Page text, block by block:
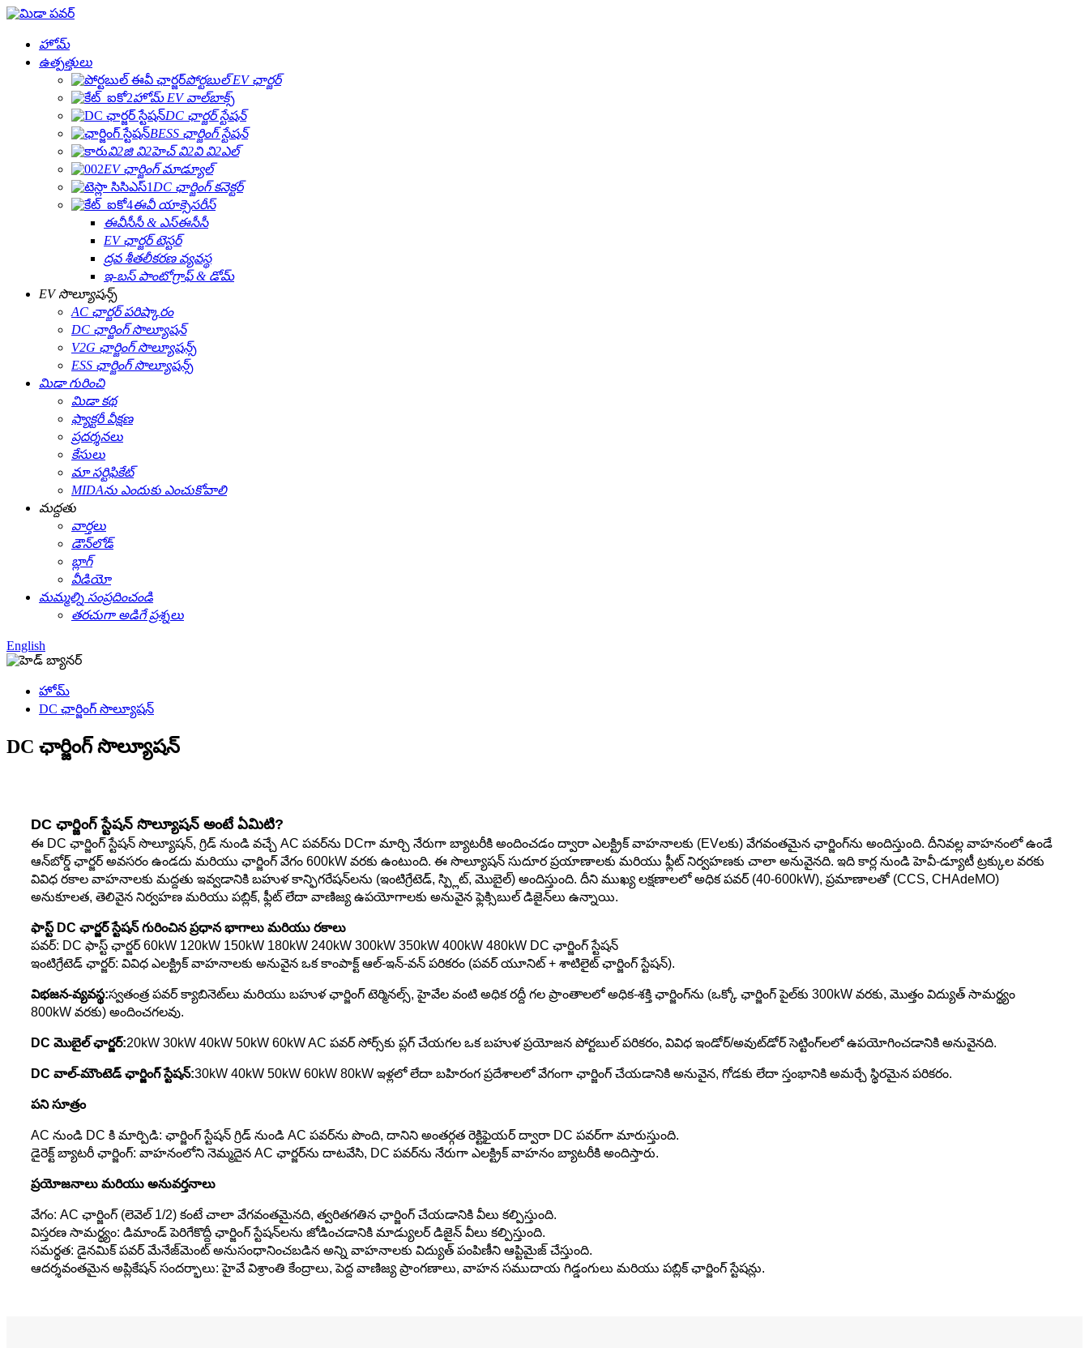
హోమ్
ఉత్పత్తులు
పోర్టబుల్ EV ఛార్జర్
హోమ్ EV వాల్‌బాక్స్
DC ఛార్జర్ స్టేషన్
BESS ఛార్జింగ్ స్టేషన్
వి2జి వి2హెచ్ వి2వి వి2ఎల్
EV ఛార్జింగ్ మాడ్యూల్
DC ఛార్జింగ్ కనెక్టర్
ఈవీ యాక్సెసరీస్
ఈవీసీసీ & ఎస్ఈసీసీ
EV ఛార్జర్ టెస్టర్
ద్రవ శీతలీకరణ వ్యవస్థ
ఇ-బస్ పాంటోగ్రాఫ్ & డోమ్
EV సొల్యూషన్స్
AC ఛార్జర్ పరిష్కారం
DC ఛార్జింగ్ సొల్యూషన్
V2G ఛార్జింగ్ సొల్యూషన్స్
ESS ఛార్జింగ్ సొల్యూషన్స్
మిడా గురించి
మిడా కథ
ఫ్యాక్టరీ వీక్షణ
ప్రదర్శనలు
కేసులు
మా సర్టిఫికేట్
MIDAను ఎందుకు ఎంచుకోవాలి
మద్దతు
వార్తలు
డౌన్‌లోడ్
బ్లాగ్
వీడియో
మమ్మల్ని సంప్రదించండి
తరచుగా అడిగే ప్రశ్నలు
English
హోమ్
DC ఛార్జింగ్ సొల్యూషన్
DC ఛార్జింగ్ సొల్యూషన్
DC ఛార్జింగ్ స్టేషన్ సొల్యూషన్ అంటే ఏమిటి?
ఈ DC ఛార్జింగ్ స్టేషన్ సొల్యూషన్, గ్రిడ్ నుండి వచ్చే AC పవర్‌ను DCగా మార్చి నేరుగా బ్యాటరీకి అందించడం ద్వారా ఎలక్ట్రిక్ వాహనాలకు (EVలకు) వేగవంతమైన ఛార్జింగ్‌ను అందిస్తుంది. దీనివల్ల వాహనంలో ఉండే
ఆన్‌బోర్డ్ ఛార్జర్ అవసరం ఉండదు మరియు ఛార్జింగ్ వేగం 600kW వరకు ఉంటుంది. ఈ సొల్యూషన్ సుదూర ప్రయాణాలకు మరియు ఫ్లీట్ నిర్వహణకు చాలా అనువైనది. ఇది కార్ల నుండి హెవీ-డ్యూటీ ట్రక్కుల వరకు
వివిధ రకాల వాహనాలకు మద్దతు ఇవ్వడానికి బహుళ కాన్ఫిగరేషన్‌లను (ఇంటిగ్రేటెడ్, స్ప్లిట్, మొబైల్) అందిస్తుంది. దీని ముఖ్య లక్షణాలలో అధిక పవర్ (40-600kW), ప్రమాణాలతో (CCS, CHAdeMO)
అనుకూలత, తెలివైన నిర్వహణ మరియు పబ్లిక్, ఫ్లీట్ లేదా వాణిజ్య ఉపయోగాలకు అనువైన ఫ్లెక్సిబుల్ డిజైన్‌లు ఉన్నాయి.
ఫాస్ట్ DC ఛార్జర్ స్టేషన్ గురించిన ప్రధాన భాగాలు మరియు రకాలు
పవర్: DC ఫాస్ట్ ఛార్జర్ 60kW 120kW 150kW 180kW 240kW 300kW 350kW 400kW 480kW DC ఛార్జింగ్ స్టేషన్
ఇంటిగ్రేటెడ్ ఛార్జర్: వివిధ ఎలక్ట్రిక్ వాహనాలకు అనువైన ఒక కాంపాక్ట్ ఆల్-ఇన్-వన్ పరికరం (పవర్ యూనిట్ + శాటిలైట్ ఛార్జింగ్ స్టేషన్).
విభజన-వ్యవస్థ:స్వతంత్ర పవర్ క్యాబినెట్‌లు మరియు బహుళ ఛార్జింగ్ టెర్మినల్స్, హైవేల వంటి అధిక రద్దీ గల ప్రాంతాలలో అధిక-శక్తి ఛార్జింగ్‌ను (ఒక్కో ఛార్జింగ్ పైల్‌కు 300kW వరకు, మొత్తం విద్యుత్ సామర్థ్యం
800kW వరకు) అందించగలవు.
DC మొబైల్ ఛార్జర్:20kW 30kW 40kW 50kW 60kW AC పవర్ సోర్స్‌కు ప్లగ్ చేయగల ఒక బహుళ ప్రయోజన పోర్టబుల్ పరికరం, వివిధ ఇండోర్/అవుట్‌డోర్ సెట్టింగ్‌లలో ఉపయోగించడానికి అనువైనది.
DC వాల్-మౌంటెడ్ ఛార్జింగ్ స్టేషన్:30kW 40kW 50kW 60kW 80kW ఇళ్లలో లేదా బహిరంగ ప్రదేశాలలో వేగంగా ఛార్జింగ్ చేయడానికి అనువైన, గోడకు లేదా స్తంభానికి అమర్చే స్థిరమైన పరికరం.
పని సూత్రం
AC నుండి DC కి మార్పిడి: ఛార్జింగ్ స్టేషన్ గ్రిడ్ నుండి AC పవర్‌ను పొంది, దానిని అంతర్గత రెక్టిఫైయర్ ద్వారా DC పవర్‌గా మారుస్తుంది.
డైరెక్ట్ బ్యాటరీ ఛార్జింగ్: వాహనంలోని నెమ్మదైన AC ఛార్జర్‌ను దాటవేసి, DC పవర్‌ను నేరుగా ఎలక్ట్రిక్ వాహనం బ్యాటరీకి అందిస్తారు.
ప్రయోజనాలు మరియు అనువర్తనాలు
వేగం: AC ఛార్జింగ్ (లెవెల్ 1/2) కంటే చాలా వేగవంతమైనది, త్వరితగతిన ఛార్జింగ్ చేయడానికి వీలు కల్పిస్తుంది.
విస్తరణ సామర్థ్యం: డిమాండ్ పెరిగేకొద్దీ ఛార్జింగ్ స్టేషన్‌లను జోడించడానికి మాడ్యులర్ డిజైన్ వీలు కల్పిస్తుంది.
సమర్థత: డైనమిక్ పవర్ మేనేజ్‌మెంట్ అనుసంధానించబడిన అన్ని వాహనాలకు విద్యుత్ పంపిణీని ఆప్టిమైజ్ చేస్తుంది.
ఆదర్శవంతమైన అప్లికేషన్ సందర్భాలు: హైవే విశ్రాంతి కేంద్రాలు, పెద్ద వాణిజ్య ప్రాంగణాలు, వాహన సముదాయ గిడ్డంగులు మరియు పబ్లిక్ ఛార్జింగ్ స్టేషన్లు.